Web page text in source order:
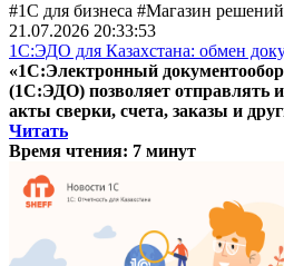
#1С для бизнеса #Магазин
21.07.2026 20:33:53
1С:ЭДО для Казахстана: обмен
«1С:Электронный
(1С:ЭДО) позволяет отправлять
акты сверки, счета, заказы и
Читать
Время чтения: 7 минут